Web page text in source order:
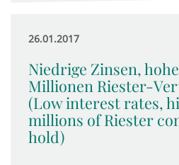
26.01.2017
Niedrige Zinsen,
Millionen Riester-
(Low interest rates,
millions of Riester
hold)